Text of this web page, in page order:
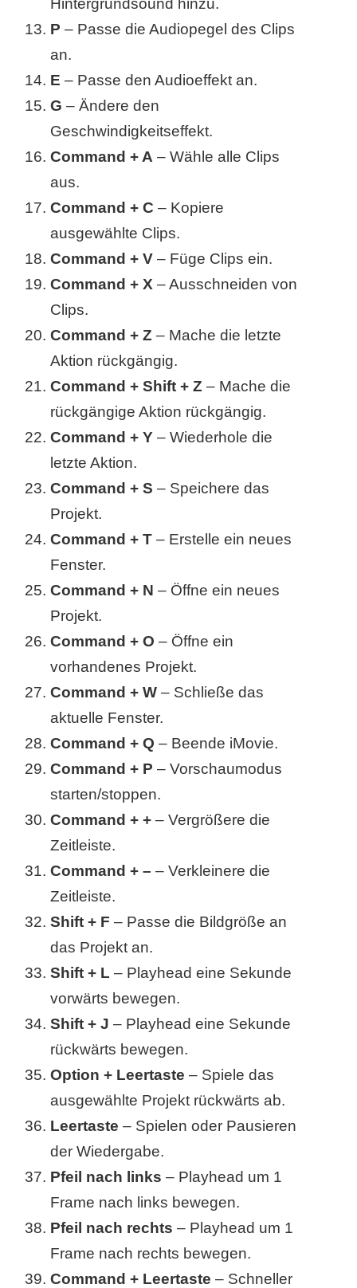
Hintergrundsound hinzu.
P – Passe die Audiopegel des Clips
an.
E – Passe den Audioeffekt an.
G – Ändere den
Geschwindigkeitseffekt.
Command + A – Wähle alle Clips
aus.
Command + C – Kopiere
ausgewählte Clips.
Command + V – Füge Clips ein.
Command + X – Ausschneiden von
Clips.
Command + Z – Mache die letzte
Aktion rückgängig.
Command + Shift + Z – Mache die
rückgängige Aktion rückgängig.
Command + Y – Wiederhole die
letzte Aktion.
Command + S – Speichere das
Projekt.
Command + T – Erstelle ein neues
Fenster.
Command + N – Öffne ein neues
Projekt.
Command + O – Öffne ein
vorhandenes Projekt.
Command + W – Schließe das
aktuelle Fenster.
Command + Q – Beende iMovie.
Command + P – Vorschaumodus
starten/stoppen.
Command + + – Vergrößere die
Zeitleiste.
Command + – – Verkleinere die
Zeitleiste.
Shift + F – Passe die Bildgröße an
das Projekt an.
Shift + L – Playhead eine Sekunde
vorwärts bewegen.
Shift + J – Playhead eine Sekunde
rückwärts bewegen.
Option + Leertaste – Spiele das
ausgewählte Projekt rückwärts ab.
Leertaste – Spielen oder Pausieren
der Wiedergabe.
Pfeil nach links – Playhead um 1
Frame nach links bewegen.
Pfeil nach rechts – Playhead um 1
Frame nach rechts bewegen.
Command + Leertaste – Schneller